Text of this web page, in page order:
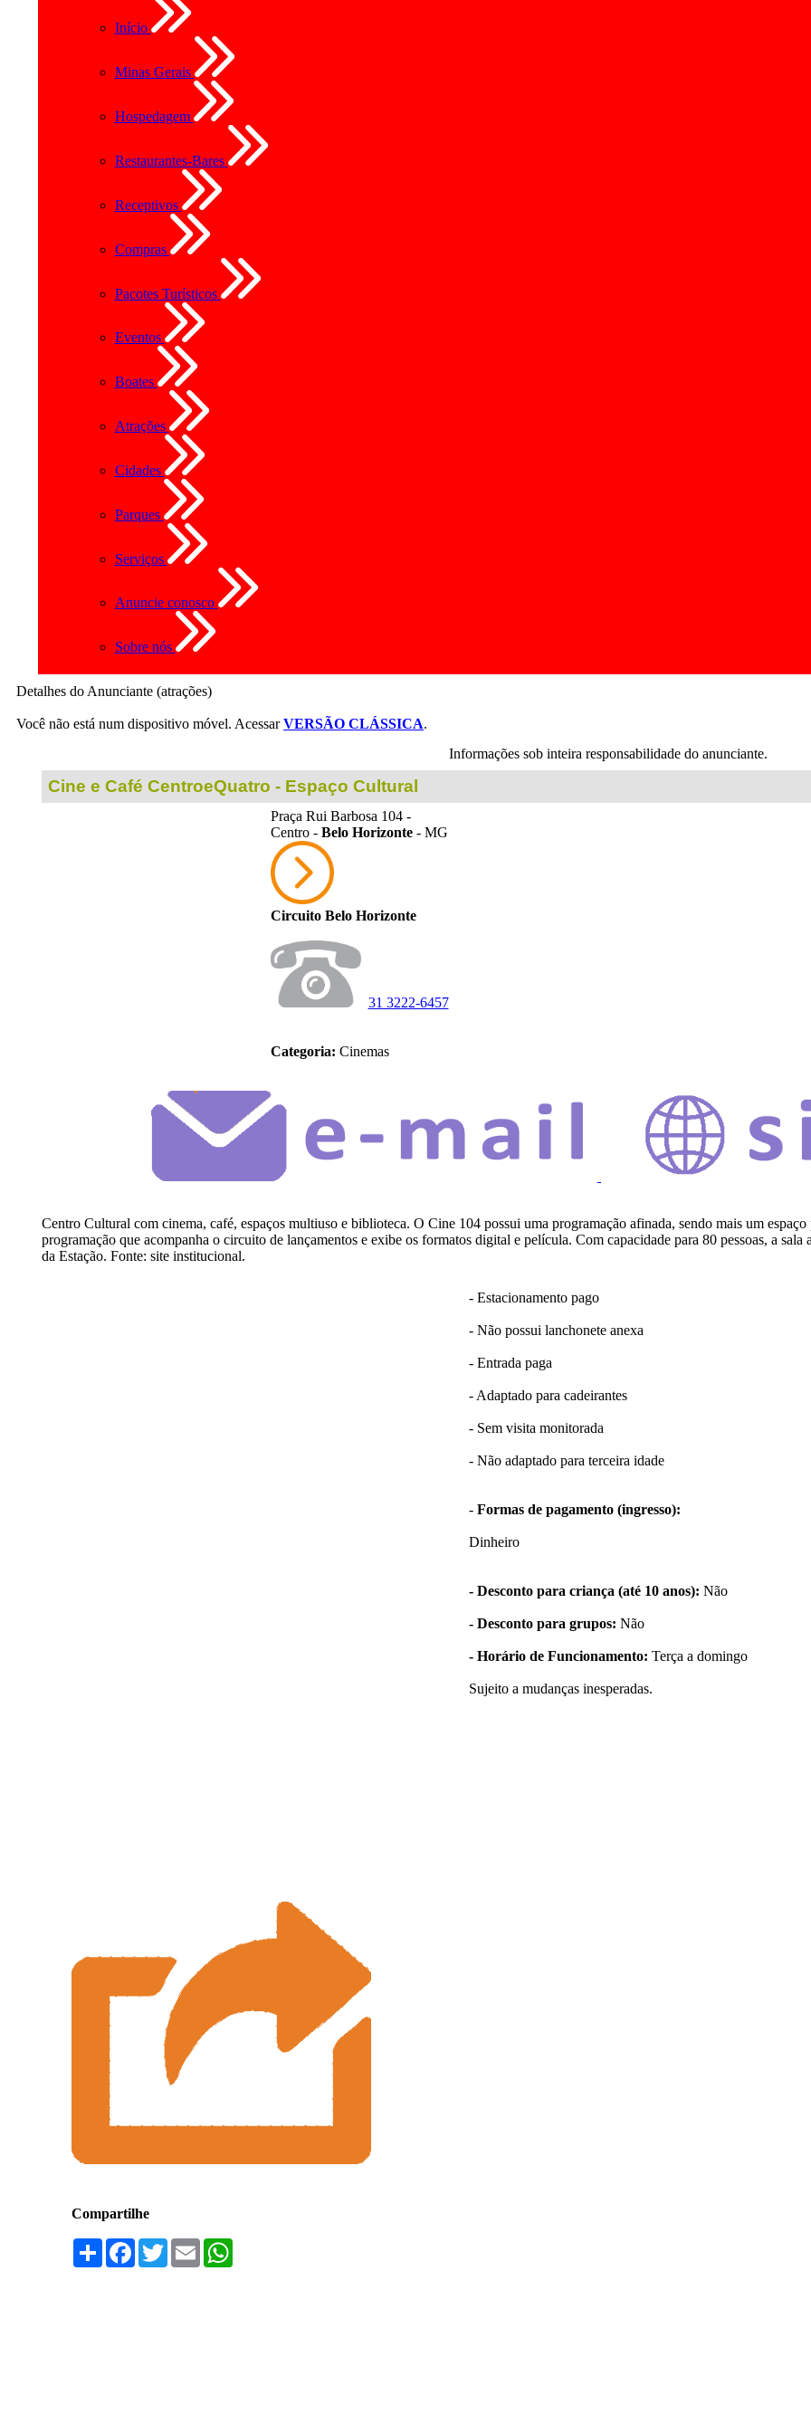
Início
Minas Gerais
Hospedagem
Restaurantes-Bares
Receptivos
Compras
Pacotes Turísticos
Eventos
Boates
Atrações
Cidades
Parques
Serviços
Anuncie conosco
Sobre nós
Detalhes do Anunciante (atrações)
Você não está num dispositivo móvel. AcessarVERSÃO CLÁSSICA.
Informações sob inteira responsabilidade do anunciante.
Cine e Café CentroeQuatro - Espaço Cultural
Praça Rui Barbosa 104 -
Centro - Belo Horizonte- MG
Circuito Belo Horizonte
31 3222-6457
Categoria: Cinemas
Centro Cultural com cinema, café, espaços multiuso e biblioteca. O Cine 104 possui uma programação afinada, sendo mais um
programação que acompanha o circuito de lançamentos e exibe os formatos digital e película. Com capacidade para 80 pessoas, a
da Estação. Fonte: site institucional.
- Estacionamento pago
- Não possui lanchonete anexa
- Entrada paga
- Adaptado para cadeirantes
- Sem visita monitorada
- Não adaptado para terceira idade
- Formas de pagamento (ingresso):
Dinheiro
- Desconto para criança (até 10 anos): Não
- Desconto para grupos: Não
- Horário de Funcionamento: Terça a domingo
Sujeito a mudanças inesperadas.
Compartilhe
Compartilhar
Facebook
TwitterEmailWhatsApp